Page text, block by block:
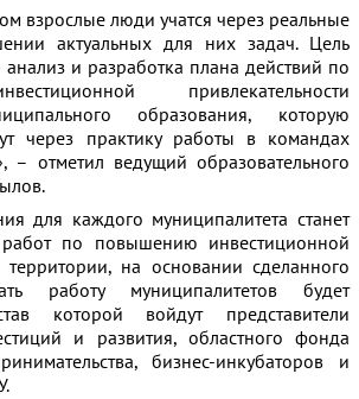
взрослые люди учатся через реальные
актуальных для них задач. Цель
и разработка плана действий по
привлекательности
образования, которую
через практику работы в командах
– отметил ведущий образовательного
для каждого муниципалитета станет
по повышению инвестиционной
территории, на основании сделанного
работу муниципалитетов будет
которой войдут представители
и развития, областного фонда
бизнес-инкубаторов и